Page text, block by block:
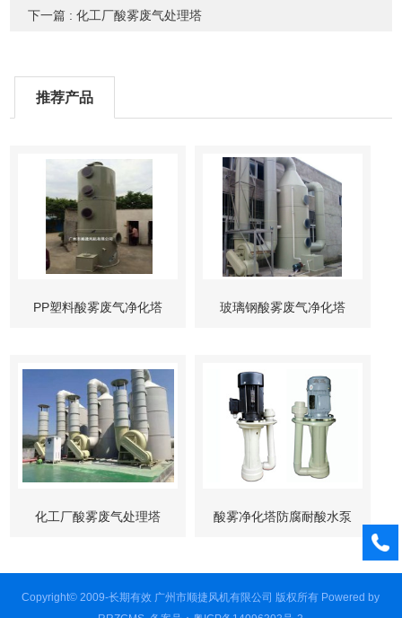
下一篇 : 化工厂酸雾废气处理塔
推荐产品
PP塑料酸雾废气净化塔 玻璃钢酸雾废气净化塔
化工厂酸雾废气处理塔 酸雾净化塔防腐耐酸水泵
Copyright© 2009-长期有效 广州市顺捷风机有限公司 版权所有 Powered by